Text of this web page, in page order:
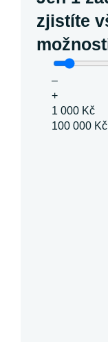
zjistíte
–
+
1 000 Kč
100 000 Kč